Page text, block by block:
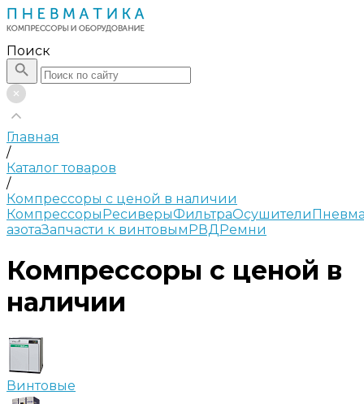
Поиск
Главная
/
Каталог товаров
/
Компрессоры с ценой в наличии
КомпрессорыРесиверыФильтраОсушители
азотаЗапчасти к винтовымРВДРемни
Компрессоры с ценой в
наличии
Винтовые